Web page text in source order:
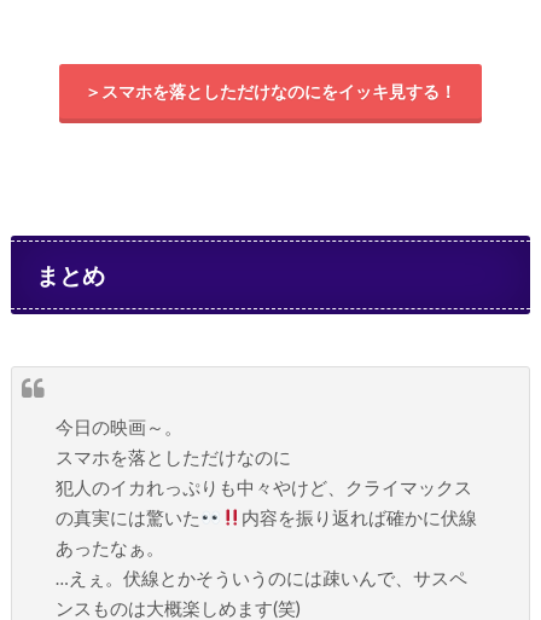
＞スマホを落としただけなのにをイッキ見する！
まとめ
今日の映画～。
スマホを落としただけなのに
犯人のイカれっぷりも中々やけど、クライマックス
の真実には驚いた
内容を振り返れば確かに伏線
あったなぁ。
…えぇ。伏線とかそういうのには疎いんで、サスペ
ンスものは大概楽しめます(笑)